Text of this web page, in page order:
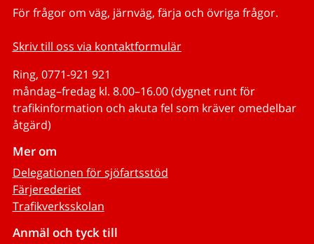
För frågor om väg, järnväg, färja och övriga frågor.
Skriv till oss via kontaktformulär
Ring, 0771-921 921
måndag–fredag kl. 8.00–16.00 (dygnet runt för
trafikinformation och akuta fel som kräver omedelbar
åtgärd)
Mer om
Delegationen för sjöfartsstöd
Färjerederiet
Trafikverksskolan
Anmäl och tyck till